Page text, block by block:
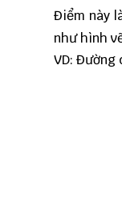
Điểm này
như hình
VD: Đường